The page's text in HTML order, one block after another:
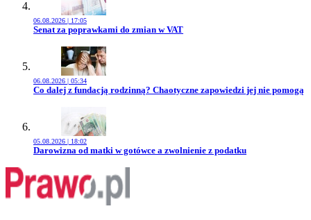
06.08.2026 | 17:05
Przejdź do artykułu:
Senat za poprawkami do zmian w VAT
06.08.2026 | 05:34
Przejdź do artykułu:
Co dalej z fundacją rodzinną? Chaotyczne zapowiedzi jej nie pomogą
05.08.2026 | 18:02
Przejdź do artykułu:
Darowizna od matki w gotówce a zwolnienie z podatku